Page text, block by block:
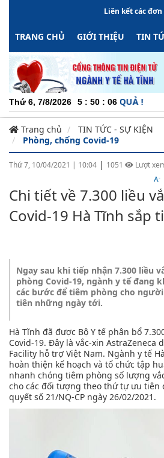
Liên kết các
TRANG CHỦ GIỚI THIỆU TIN
Thứ 6, 7/8/2026 5 : 50 : 06
- MINH BẠCH - HIỆU QUẢ !
Trang chủ
TIN TỨC - SỰ KIỆN
Phòng, chống Covid-19
Thứ 7, 10/04/2021 | 10:04 | 1051
Lượt
A-
Chi tiết về 7.300 liều
Covid-19 Hà Tĩnh sắp
Ngay sau khi tiếp nhận 7.300 liều
phòng Covid-19, ngành y tế đang
các bước để tiêm phòng cho
tiên những ngày tới.
Hà Tĩnh đã được Bộ Y tế phân bổ
Covid-19. Đây là vắc-xin AstraZeneca
Facility hỗ trợ Việt Nam. Ngành y tế
hoàn thiện kế hoạch và tổ chức tập
nhanh chóng tiêm phòng số lượng
cho các đối tượng theo thứ tự ưu
quyết số 21/NQ-CP ngày 26/02/2021.